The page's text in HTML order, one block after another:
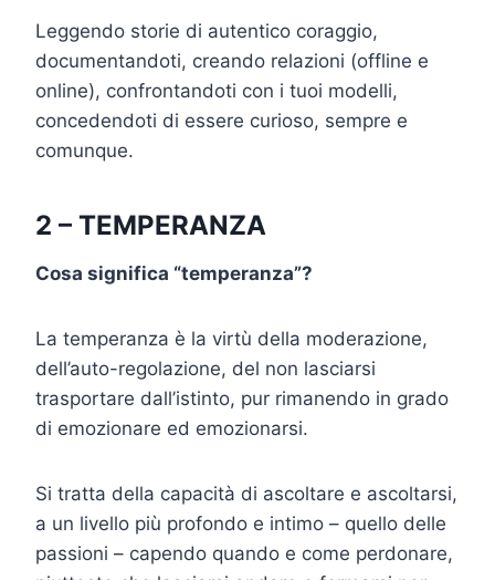
Leggendo storie di autentico coraggio,
documentandoti, creando relazioni (offline e
online), confrontandoti con i tuoi modelli,
concedendoti di essere curioso, sempre e
comunque.
2 – TEMPERANZA
Cosa significa “temperanza”?
La temperanza è la virtù della moderazione,
dell’auto-regolazione, del non lasciarsi
trasportare dall’istinto, pur rimanendo in grado
di emozionare ed emozionarsi.
Si tratta della capacità di ascoltare e ascoltarsi,
a un livello più profondo e intimo – quello delle
passioni – capendo quando e come perdonare,